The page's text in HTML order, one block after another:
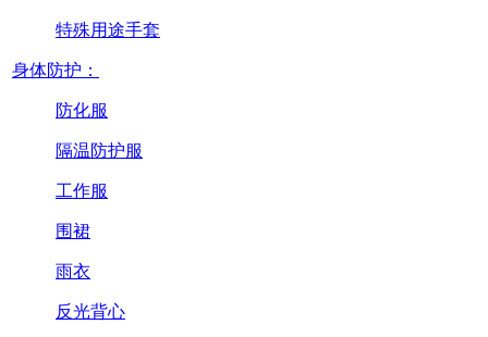
特殊用途手套
身体防护：
防化服
隔温防护服
工作服
围裙
雨衣
反光背心